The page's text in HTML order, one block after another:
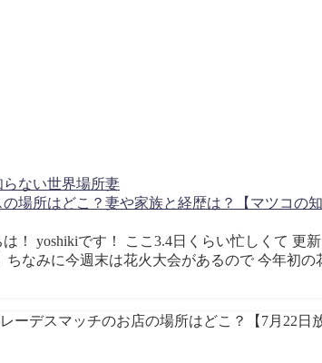
ない世界場所妻
場所はどこ？妻や家族と経歴は？【マツコの知
！ yoshikiです！ ここ3.4日くらい忙しくて
ちなみに今週末は花火大会があるので 今年初